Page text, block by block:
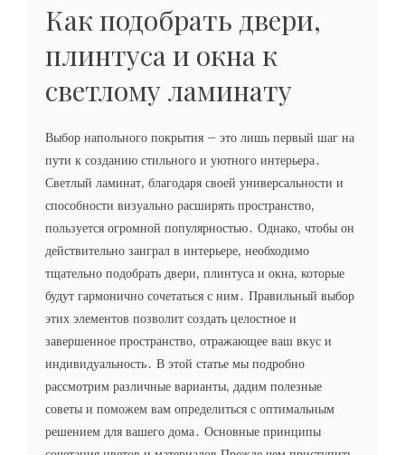
Как подобрать двери‚
плинтуса и окна к
светлому ламинату
Выбор напольного покрытия – это лишь первый шаг на
пути к созданию стильного и уютного интерьера․
Светлый ламинат‚ благодаря своей универсальности и
способности визуально расширять пространство‚
пользуется огромной популярностью․ Однако‚ чтобы он
действительно заиграл в интерьере‚ необходимо
тщательно подобрать двери‚ плинтуса и окна‚ которые
будут гармонично сочетаться с ним․ Правильный выбор
этих элементов позволит создать целостное и
завершенное пространство‚ отражающее ваш вкус и
индивидуальность․ В этой статье мы подробно
рассмотрим различные варианты‚ дадим полезные
советы и поможем вам определиться с оптимальным
решением для вашего дома․ Основные принципы